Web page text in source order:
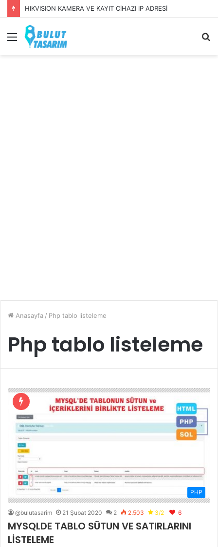
HIKVISION KAMERA VE KAYIT CİHAZI IP ADRESİ
Menü
Anasayfa / Php tablo listeleme
Php tablo listeleme
PHP
@bulutasarim 21 Şubat 2020 2 2.503 3/2 6
MYSQLDE TABLO SÜTUN VE SATIRLARINI
LİSTELEME